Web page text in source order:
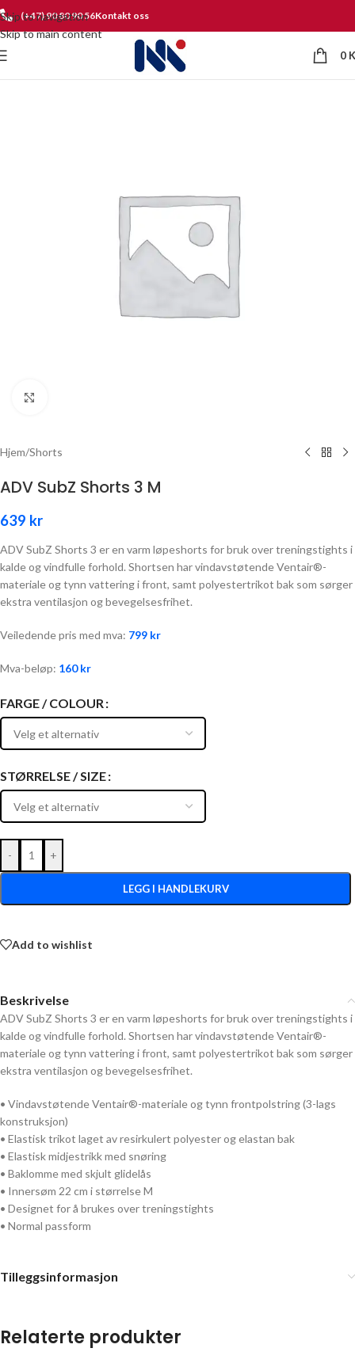
Skip to navigation
Skip to main content
(+47) 90 80 90 56Kontakt oss
0
Hjem/Shorts
ADV SubZ Shorts 3 M
639 kr
ADV SubZ Shorts 3 er en varm løpeshorts for bruk over treningstights i
kalde og vindfulle forhold. Shortsen har vindavstøtende Ventair®-
materiale og tynn vattering i front, samt polyestertrikot bak som sørger
ekstra ventilasjon og bevegelsesfrihet.
Veiledende pris med mva: 799 kr
Mva-beløp: 160kr
FARGE / COLOUR
STØRRELSE / SIZE
- +
LEGG I HANDLEKURV
Add to wishlist
Beskrivelse
ADV SubZ Shorts 3 er en varm løpeshorts for bruk over treningstights i
kalde og vindfulle forhold. Shortsen har vindavstøtende Ventair®-
materiale og tynn vattering i front, samt polyestertrikot bak som sørger
ekstra ventilasjon og bevegelsesfrihet.
• Vindavstøtende Ventair®-materiale og tynn frontpolstring (3-lags
konstruksjon)
• Elastisk trikot laget av resirkulert polyester og elastan bak
• Elastisk midjestrikk med snøring
• Baklomme med skjult glidelås
• Innersøm 22 cm i størrelse M
• Designet for å brukes over treningstights
• Normal passform
Tilleggsinformasjon
Relaterte produkter